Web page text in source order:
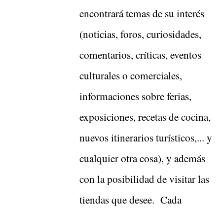
encontrará temas de su interés
(noticias, foros, curiosidades,
comentarios, críticas, eventos
culturales o comerciales,
informaciones sobre ferias,
exposiciones, recetas de cocina,
nuevos itinerarios turísticos,... y
cualquier otra cosa), y además
con la posibilidad de visitar las
tiendas que desee. Cada